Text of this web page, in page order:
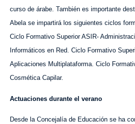
curso de árabe. También es importante
Abela se impartirá los siguientes ciclos
Ciclo Formativo Superior ASIR-
Informáticos en Red. Ciclo Formativo
Aplicaciones Multiplataforma. Ciclo
Cosmética Capilar.
Actuaciones durante el verano
Desde la Concejalía de Educación se ha